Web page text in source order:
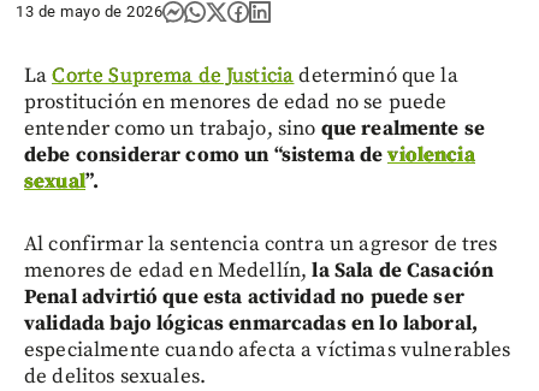
13 de mayo de 2026
LaCorte Suprema de Justiciadeterminó que la
prostitución en menores de edad no se puede
entender como un trabajo, sino que realmente se
debe considerar como un “sistema deviolencia
sexual”.
Al confirmar la sentencia contra un agresor de tres
menores de edad en Medellín,la Sala de Casación
Penal advirtió que esta actividad no puede ser
validada bajo lógicas enmarcadas en lo laboral,
especialmente cuando afecta a víctimas vulnerables
de delitos sexuales.